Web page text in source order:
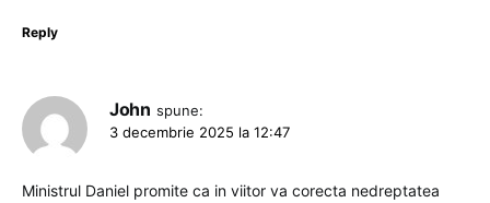
Reply
John spune:
3 decembrie 2025 la 12:47
Ministrul Daniel promite ca in viitor va corecta nedreptatea